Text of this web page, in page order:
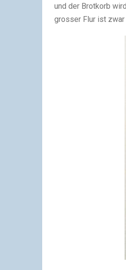
und der Brotkorb
grosser Flur ist zwar